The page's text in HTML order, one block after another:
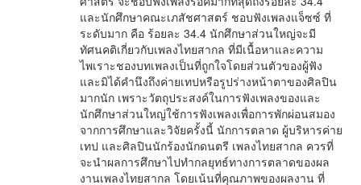
และนักศึกษาคณะเภสัชศาสตร์ ชอบฟังเพลงแจ็ซซ์ ที่
ระดับมาก คือ ร้อยละ 34.4 นักศึกษาส่วนใหญ่จะมี
ทัศนคติเกี่ยวกับเพลงไทยสากล ที่มีเนื้อหาและความ
ไพเราะชองบทเพลงเป็นที่ถูกใจโดยส่วนตัวของผู้ฟัง
และมิได้คำนึงถึงค่ายเทปหรือรูปร่างหน้าตาของศิลปิน
มากนัก เพราะวัตถุประสงค์ในการฟังเพลงของและ
นักศึกษาส่วนใหญ่ใช้การฟังเพลงเพื่อการพักผ่อนสมอง
จากการศึกษาและวิจัยครั้งนี้ นักการตลาด ผู้บริหารค่าย
เทป และศิลปินนักร้องนักดนตรี เพลงไทยสากล ควรที่
จะนำผลการศึกษาไปทำกลยุทธ์ทางการตลาดของผล
งานเพลงไทยสากล โดยเน้นที่คุณภาพของผลงาน ที่